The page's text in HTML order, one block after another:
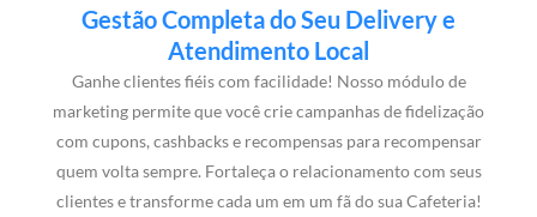
Gestão Completa do Seu Delivery e
Atendimento Local
Ganhe clientes fiéis com facilidade! Nosso módulo de
marketing permite que você crie campanhas de fidelização
com cupons, cashbacks e recompensas para recompensar
quem volta sempre. Fortaleça o relacionamento com seus
clientes e transforme cada um em um fã do sua Cafeteria!